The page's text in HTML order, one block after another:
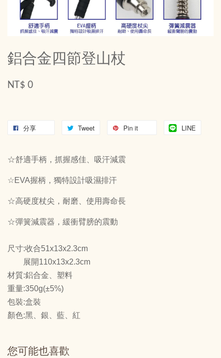
鋁合金四節登山杖
NT$ 0
分享 Tweet Pin it LINE
☆舒適手柄，抓握感佳、吸汗減震
☆EVA握柄，獨特設計吸濕排汗
☆高硬度杖尖，耐磨、使用壽命長
☆彈簧減震器，緩衝臂膀的震動
尺寸:收合51x13x2.3cm
展開110x13x2.3cm
材質:鋁合金、塑料
重量:350g(±5%)
包裝:盒裝
顏色:黑、銀、藍、紅
您可能也喜歡